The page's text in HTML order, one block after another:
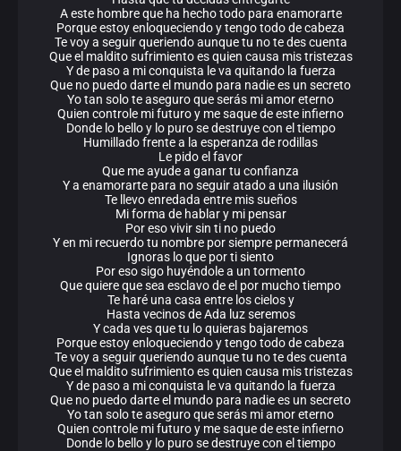
A este hombre que ha hecho todo para enamorarte
Porque estoy enloqueciendo y tengo todo de cabeza
Te voy a seguir queriendo aunque tu no te des cuenta
Que el maldito sufrimiento es quien causa mis tristezas
Y de paso a mi conquista le va quitando la fuerza
Que no puedo darte el mundo para nadie es un secreto
Yo tan solo te aseguro que serás mi amor eterno
Quien controle mi futuro y me saque de este infierno
Donde lo bello y lo puro se destruye con el tiempo
Humillado frente a la esperanza de rodillas
Le pido el favor
Que me ayude a ganar tu confianza
Y a enamorarte para no seguir atado a una ilusión
Te llevo enredada entre mis sueños
Mi forma de hablar y mi pensar
Por eso vivir sin ti no puedo
Y en mi recuerdo tu nombre por siempre permanecerá
Ignoras lo que por ti siento
Por eso sigo huyéndole a un tormento
Que quiere que sea esclavo de el por mucho tiempo
Te haré una casa entre los cielos y
Hasta vecinos de Ada luz seremos
Y cada ves que tu lo quieras bajaremos
Porque estoy enloqueciendo y tengo todo de cabeza
Te voy a seguir queriendo aunque tu no te des cuenta
Que el maldito sufrimiento es quien causa mis tristezas
Y de paso a mi conquista le va quitando la fuerza
Que no puedo darte el mundo para nadie es un secreto
Yo tan solo te aseguro que serás mi amor eterno
Quien controle mi futuro y me saque de este infierno
Donde lo bello y lo puro se destruye con el tiempo